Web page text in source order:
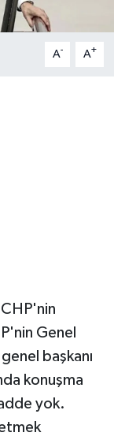
A- A+
Genel
başkanı
konuşma
yok.